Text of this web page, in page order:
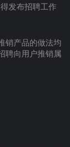
发布招聘工作
销产品的做法均
聘向用户推销属